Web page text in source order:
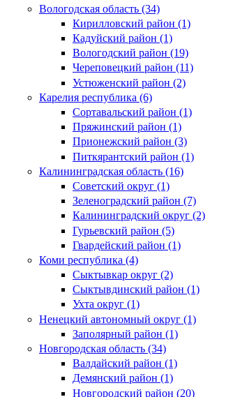
Вологодская область (34)
Кирилловский район (1)
Кадуйский район (1)
Вологодский район (19)
Череповецкий район (11)
Устюженский район (2)
Карелия республика (6)
Сортавальский район (1)
Пряжинский район (1)
Прионежский район (3)
Питкярантский район (1)
Калининградская область (16)
Советский округ (1)
Зеленоградский район (7)
Калининградский округ (2)
Гурьевский район (5)
Гвардейский район (1)
Коми республика (4)
Сыктывкар округ (2)
Сыктывдинский район (1)
Ухта округ (1)
Ненецкий автономный округ (1)
Заполярный район (1)
Новгородская область (34)
Валдайский район (1)
Демянский район (1)
Новгородский район (20)